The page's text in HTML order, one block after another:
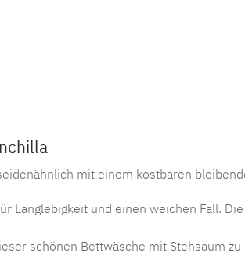
mit einem kostbaren
Langlebigkeit und einen weichen Fall.
schönen Bettwäsche mit Stehsaum zu